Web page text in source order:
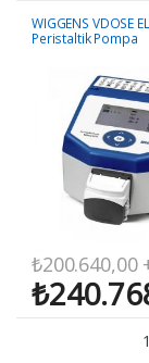
WIGGENS VDOSE
Peristaltik Pompa
₺200.640,00
₺